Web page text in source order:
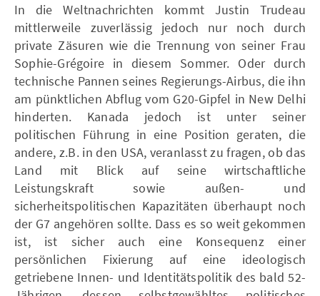
In die Weltnachrichten kommt Justin Trudeau
mittlerweile zuverlässig jedoch nur noch durch
private Zäsuren wie die Trennung von seiner Frau
Sophie-Grégoire in diesem Sommer. Oder durch
technische Pannen seines Regierungs-Airbus, die ihn
am pünktlichen Abflug vom G20-Gipfel in New Delhi
hinderten. Kanada jedoch ist unter seiner
politischen Führung in eine Position geraten, die
andere, z.B. in den USA, veranlasst zu fragen, ob das
Land mit Blick auf seine wirtschaftliche
Leistungskraft sowie außen- und
sicherheitspolitischen Kapazitäten überhaupt noch
der G7 angehören sollte. Dass es so weit gekommen
ist, ist sicher auch eine Konsequenz einer
persönlichen Fixierung auf eine ideologisch
getriebene Innen- und Identitätspolitik des bald 52-